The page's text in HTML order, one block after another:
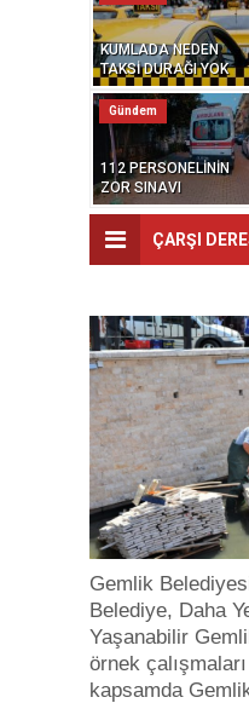
KUMLADA NEDEN
TAKSİ DURAĞI YOK
112 PERSONELİNİN
ZOR SINAVI
Gündem
ÇARŞI
Gemlik
Belediye, Daha
Yaşanabilir
örnek
kapsamda